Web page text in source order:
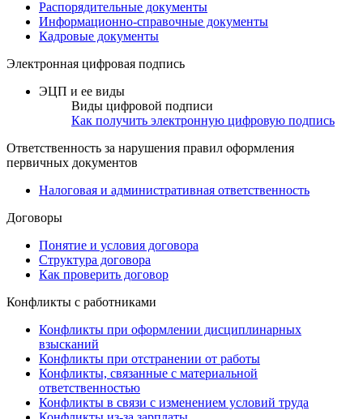
Распорядительные документы
Информационно-справочные документы
Кадровые документы
Электронная цифровая подпись
ЭЦП и ее виды
Виды цифровой подписи
Как получить электронную цифровую подпись
Ответственность за нарушения правил оформления
первичных документов
Налоговая и административная ответственность
Договоры
Понятие и условия договора
Структура договора
Как проверить договор
Конфликты с работниками
Конфликты при оформлении дисциплинарных
взысканий
Конфликты при отстранении от работы
Конфликты, связанные с материальной
ответственностью
Конфликты в связи с изменением условий труда